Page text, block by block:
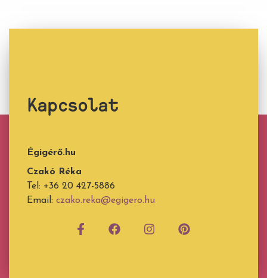
Kapcsolat
Égigérő.hu
Czakó Réka
Tel: +36 20 427-5886
Email: czako.reka@egigero.hu